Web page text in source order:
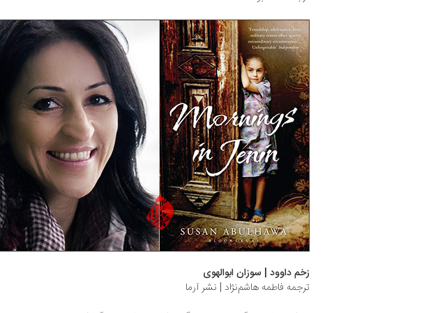
زخم داوود | سوزان ابوالهوی
ترجمه فاطمه هاشم‌نژاد | نشر آرما